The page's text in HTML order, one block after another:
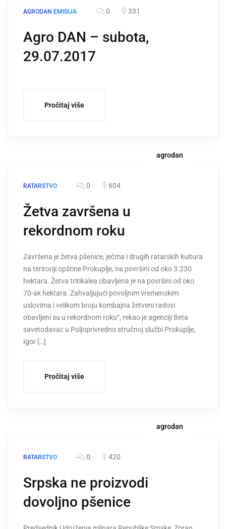
AGRODAN EMISIJA 0 331
Agro DAN – subota,
29.07.2017
Pročitaj više
agrodan
RATARSTVO 0 604
Žetva završena u
rekordnom roku
Završena je žetva pšenice, ječma i drugih ratarskih kultura
na teritoriji opštine Prokuplje, na površini od oko 3.230
hektara. Žetva tritikalea obavljena je na površini od oko
70-ak hektara. Zahvaljujući povoljnim vremenskim
uslovima i velikom broju kombajna žetveni radovi
obavljeni su u rekordnom roku“, rekao je agenciji Beta
savetodavac u Poljoprivredno stručnoj službi Prokuplje,
Igor […]
Pročitaj više
agrodan
RATARSTVO 0 420
Srpska ne proizvodi
dovoljno pšenice